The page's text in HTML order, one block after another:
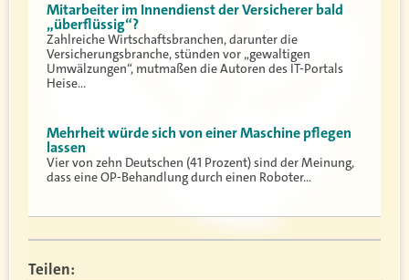
Mitarbeiter im Innendienst der Versicherer bald
„überflüssig“?
Zahlreiche Wirtschaftsbranchen, darunter die
Versicherungsbranche, stünden vor „gewaltigen
Umwälzungen“, mutmaßen die Autoren des IT-Portals
Heise…
Mehrheit würde sich von einer Maschine pflegen
lassen
Vier von zehn Deutschen (41 Prozent) sind der Meinung,
dass eine OP-Behandlung durch einen Roboter…
Teilen: